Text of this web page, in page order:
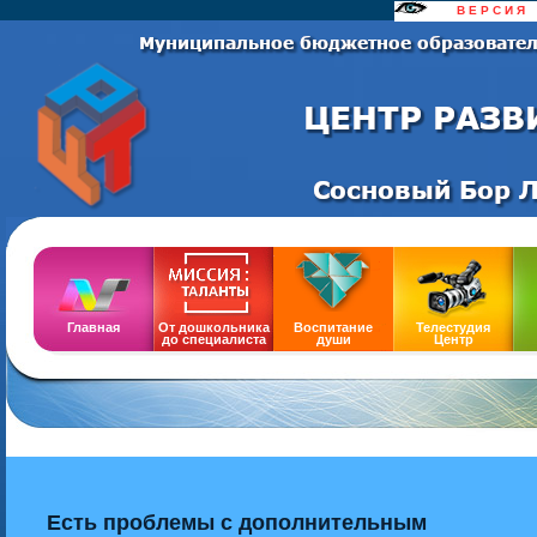
В Е Р С И Я
Сайт
Главная
От дошкольника
до специалиста
Воспитание
души
Телестудия
Центр
Есть проблемы с дополнительным